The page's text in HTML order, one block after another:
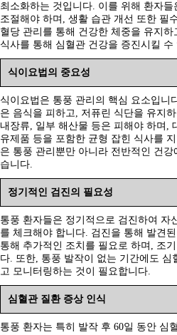
최소화하는 것입니다. 이를 위해 환자
조절해야 하며, 생활 습관 개선 또한 필
혈당 관리를 통해 건강한 체중을 유지
식사를 통해 심혈관 건강을 증진시킬 수
식이요법의 중요성
식이요법은 통풍 관리의 핵심 요소입니
은 음식을 피하고, 저퓨린 식단을 유지
내장류, 일부 해산물 등은 피해야 하며,
유제품 등을 포함한 균형 잡힌 식사를
은 통풍 관리뿐만 아니라 전반적인 건
습니다.
정기적인 검진의 필요성
통풍 환자들은 정기적으로 검진하여 자
를 체크해야 합니다. 검진을 통해 발견
통해 추가적인 조치를 필요로 하며, 조
다. 또한, 통풍 발작이 없는 기간에도
고 모니터링하는 것이 필요합니다.
심혈관 질환 증상 인식
통풍 환자는 특히 발작 후 60일 동안 심